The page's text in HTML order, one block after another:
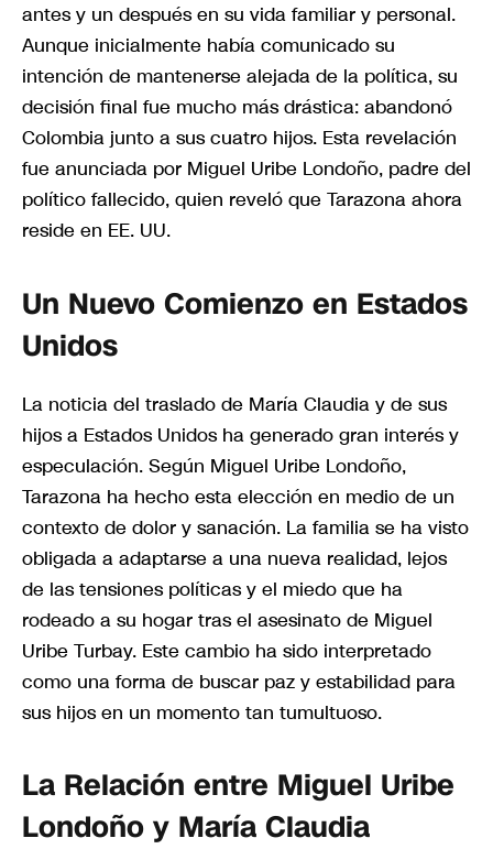
antes y un después en su vida familiar y personal.
Aunque inicialmente había comunicado su
intención de mantenerse alejada de la política, su
decisión final fue mucho más drástica: abandonó
Colombia junto a sus cuatro hijos. Esta revelación
fue anunciada por Miguel Uribe Londoño, padre del
político fallecido, quien reveló que Tarazona ahora
reside en EE. UU.
Un Nuevo Comienzo en Estados
Unidos
La noticia del traslado de María Claudia y de sus
hijos a Estados Unidos ha generado gran interés y
especulación. Según Miguel Uribe Londoño,
Tarazona ha hecho esta elección en medio de un
contexto de dolor y sanación. La familia se ha visto
obligada a adaptarse a una nueva realidad, lejos
de las tensiones políticas y el miedo que ha
rodeado a su hogar tras el asesinato de Miguel
Uribe Turbay. Este cambio ha sido interpretado
como una forma de buscar paz y estabilidad para
sus hijos en un momento tan tumultuoso.
La Relación entre Miguel Uribe
Londoño y María Claudia